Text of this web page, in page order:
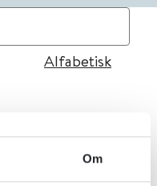
Om
Alfabetisk